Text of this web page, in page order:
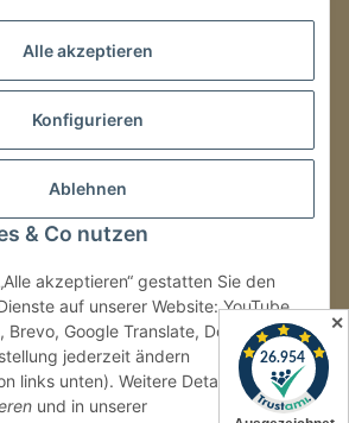
Alle akzeptieren
Konfigurieren
Ablehnen
& Co nutzen
akzeptieren“ gestatten Sie den
auf unserer Website: YouTube,
Brevo, Google Translate, Doofinder.
jederzeit ändern
links unten). Weitere Details finden
und in unserer
an diese Adresse.
✕